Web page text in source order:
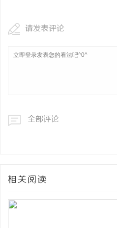
请发表评论
全部评论
相关阅读